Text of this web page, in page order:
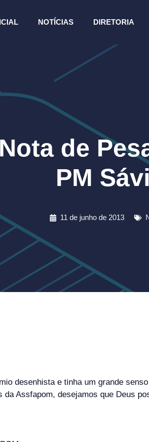
NOTÍCIAS DIRETORIA
de
PM
11 de junho de 2013
desenhista e tinha um grande
Assfapom, desejamos que Deus